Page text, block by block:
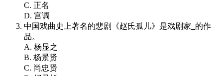
C. 正名
D. 宫调
中国戏曲史上著名的悲剧《赵氏孤儿》是戏剧家 的作
品。
A. 杨显之
B. 杨景贤
C. 尚忠贤